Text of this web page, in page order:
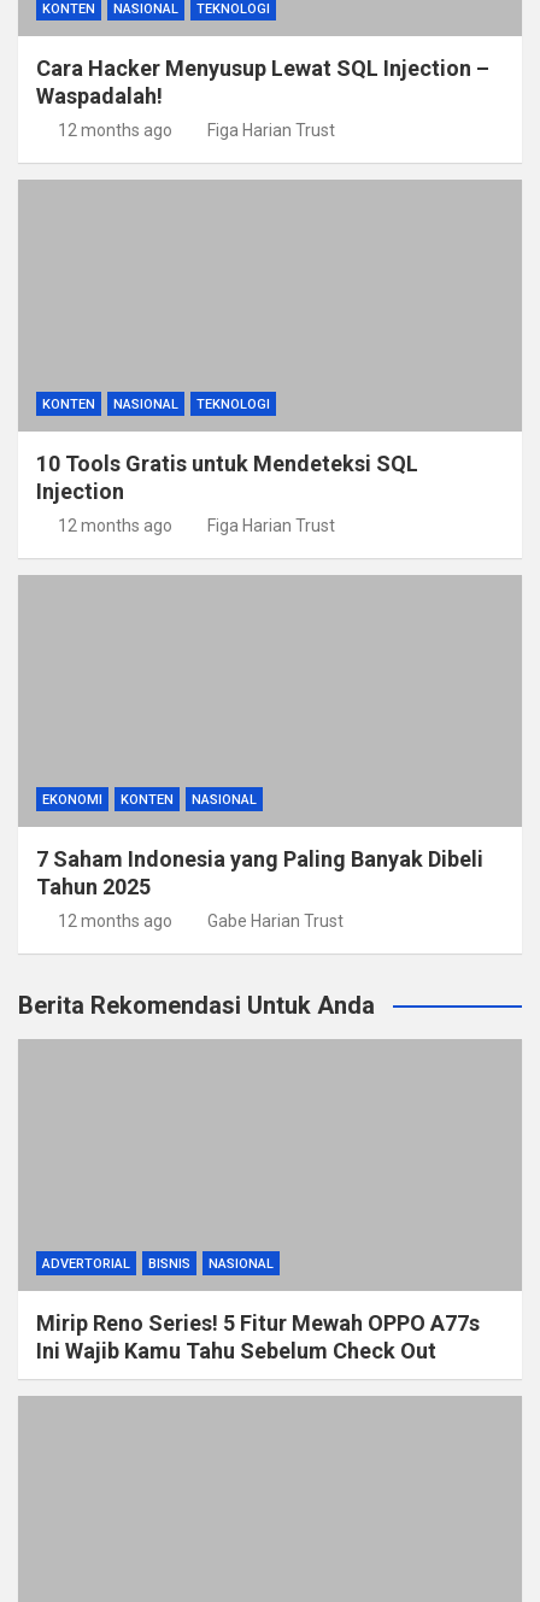
KONTEN NASIONAL TEKNOLOGI
Cara Hacker Menyusup Lewat SQL Injection –
Waspadalah!
12 months ago Figa Harian Trust
KONTEN NASIONAL TEKNOLOGI
10 Tools Gratis untuk Mendeteksi SQL
Injection
12 months ago Figa Harian Trust
EKONOMI KONTEN NASIONAL
7 Saham Indonesia yang Paling Banyak Dibeli
Tahun 2025
12 months ago Gabe Harian Trust
Berita Rekomendasi Untuk Anda
ADVERTORIAL BISNIS NASIONAL
Mirip Reno Series! 5 Fitur Mewah OPPO A77s
Ini Wajib Kamu Tahu Sebelum Check Out